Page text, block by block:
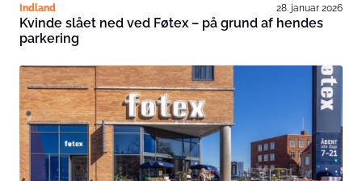
Indland 28. januar 2026
Kvinde slået ned ved Føtex – på grund af hendes
parkering